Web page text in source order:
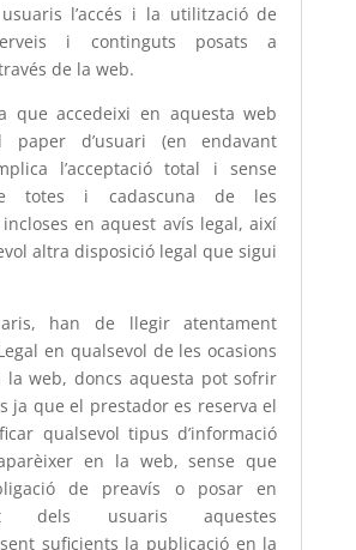
l’accés i la utilització de
i continguts posats a
de la web.
que accedeixi en aquesta web
paper d’usuari (en endavant
l’acceptació total i sense
totes i cadascuna de les
en aquest avís legal, així
altra disposició legal que sigui
han de llegir atentament
en qualsevol de les ocasions
web, doncs aquesta pot sofrir
ja que el prestador es reserva el
qualsevol tipus d’informació
en la web, sense que
de preavís o posar en
dels usuaris aquestes
suficients la publicació en la